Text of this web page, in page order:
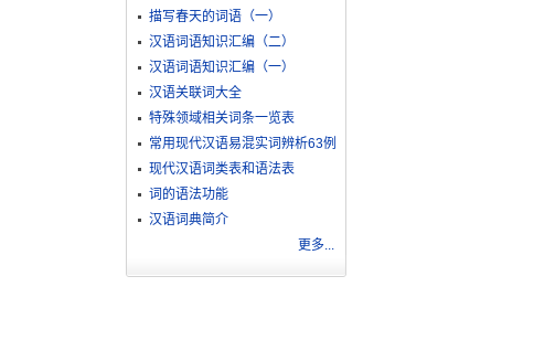
描写春天的词语（一）
汉语词语知识汇编（二）
汉语词语知识汇编（一）
汉语关联词大全
特殊领域相关词条一览表
常用现代汉语易混实词辨析63例
现代汉语词类表和语法表
词的语法功能
汉语词典简介
更多...